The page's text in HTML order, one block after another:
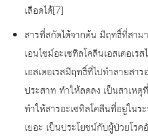
เลือดได้[7]
สารที่สกัดได้จากต้น มีฤทธิ์ที่สาม
เอนไซม์อะเซทิลโคลีนเอสเตอเร
เอสเตอเรสมีฤทธิ์ที่ไปทำลายสา
ประสาท ทำให้ลดลง เป็นสาเหตุ
ทำให้สารอะเซทิลโคลีนที่อยู่ในร
เยอะ เป็นประโยชน์กับผู้ป่วยโรค